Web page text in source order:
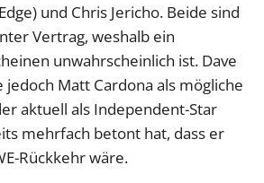
und Chris Jericho. Beide sind
Vertrag, weshalb ein
unwahrscheinlich ist. Dave
Matt Cardona als mögliche
aktuell als Independent-Star
mehrfach betont hat, dass er
Rückkehr wäre.